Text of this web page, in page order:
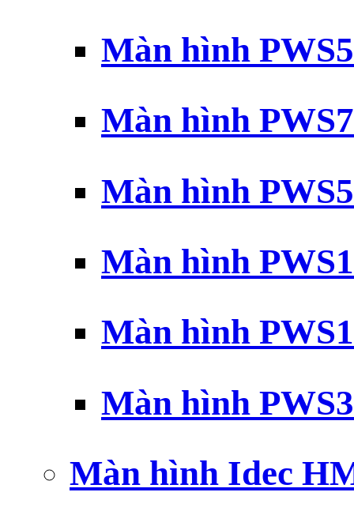
Màn hình
Màn hình
Màn hình
Màn hình
Màn hình
Màn hình
Màn hình Idec